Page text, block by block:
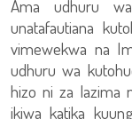
Ama udhuru
unatafautiana
vimewekwa na
udhuru wa
hizo ni za lazima
ikiwa katika